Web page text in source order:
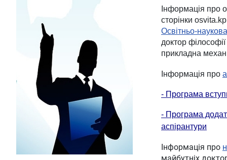
Інформація про
сторінки
Освітньо-
доктор
прикладна
Інформація про
- Програма
- Програма
аспірантури
Інформація про